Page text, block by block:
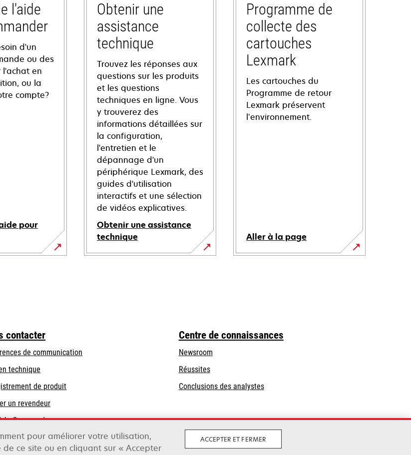
l'aide
d'un
ou des
l'achat en
ou la
compte?
pour
Obtenir une
assistance
technique
Trouvez les réponses aux
questions sur les produits
et les questions
techniques en ligne. Vous
y trouverez des
informations détaillées sur
la configuration,
l'entretien et le
dépannage d'un
périphérique Lexmark, des
guides d'utilisation
interactifs et une sélection
de vidéos explicatives.
Obtenir une assistance
technique
s’ouvre
Programme de
collecte des
cartouches
Lexmark
Les cartouches du
Programme de retour
Lexmark préservent
l’environnement.
Aller à la page
contacter
de communication
technique
un
nouvel
onglet
de produit
un revendeur
la Commande
Centre de connaissances
Newsroom
Réussites
Conclusions des analystes
pour améliorer votre utilisation,
ce site ou en cliquant sur « Accepter
ACCEPTER ET FERMER